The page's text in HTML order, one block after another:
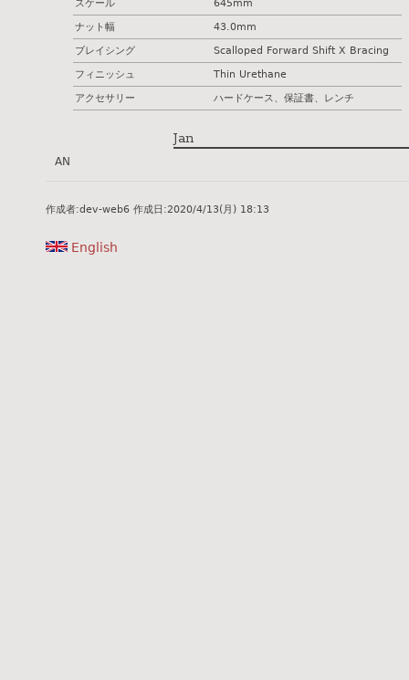
スケール
645mm
ナット幅
43.0mm
ブレイシング
Scalloped Forward Shift X Bracing
フィニッシュ
Thin Urethane
アクセサリー
ハードケース、保証書、レンチ
Jan
AN
作成者:dev-web6 作成日:2020/4/13(月) 18:13
English